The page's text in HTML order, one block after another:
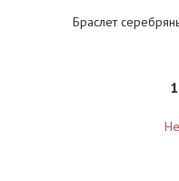
Браслет